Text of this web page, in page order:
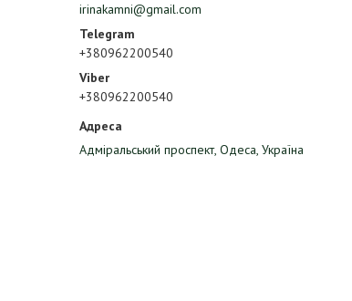
irinakamni@gmail.com
+380962200540
+380962200540
Адміральський проспект, Одеса, Україна